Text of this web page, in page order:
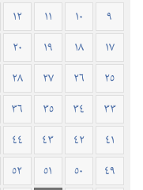
٩
١٠ ١١ ١٢
١٧
١٨ ١٩ ٢٠
٢٥
٢٦ ٢٧ ٢٨
٣٣
٣٤ ٣٥ ٣٦
٤١
٤٢ ٤٣ ٤٤
٤٩
٥٠ ٥١ ٥٢